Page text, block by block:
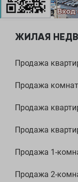
ЖИЛАЯ
Продажа
Продажа комнат
Продажа
Продажа
Продажа 1-
Продажа 2-